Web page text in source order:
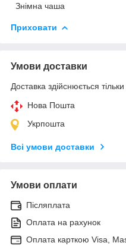
Знімна чаша
Приховати
Умови доставки
Доставка здійснюється
Нова Пошта
Укрпошта
Всі умови доставки
Умови оплати
Післяплата
Оплата на рахунок
Оплата карткою Visa,